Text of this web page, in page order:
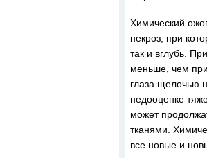
Химический
некроз, при
так и вглубь.
меньше, чем при
глаза щелочью
недооценке
может
тканями.
все новые и